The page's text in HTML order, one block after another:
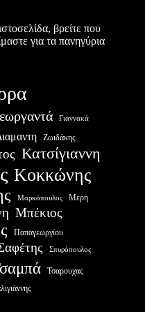
βρείτε που
για τα πανηγύρια
Γιαννακά
Ζωιδάκης
Κατσίγιαννη
Κοκκώνης
Μαρκόπουλος Μερη
Μπέκιος
Παπαγεωργίου
Σπυρόπουλος
Τσαρουχας